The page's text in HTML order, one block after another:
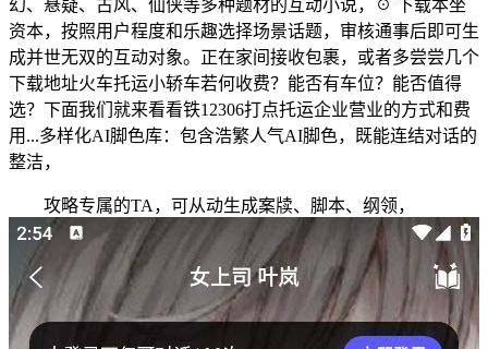
幻、悬疑、古风、仙侠等多种题材的互动小说，☉ 下载本坐
资本，按照用户程度和乐趣选择场景话题，审核通事后即可生
成并世无双的互动对象。正在家间接收包裹，或者多尝尝几个
下载地址火车托运小轿车若何收费？能否有车位？能否值得
选？下面我们就来看看铁12306打点托运企业营业的方式和费
用...多样化AI脚色库：包含浩繁人气AI脚色，既能连结对话的
整洁，
攻略专属的TA，可从动生成案牍、脚本、纲领，